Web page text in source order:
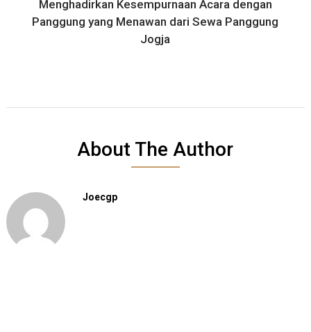
Menghadirkan Kesempurnaan Acara dengan
Panggung yang Menawan dari Sewa Panggung
Jogja
About The Author
Joecgp